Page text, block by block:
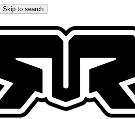
Skip to search